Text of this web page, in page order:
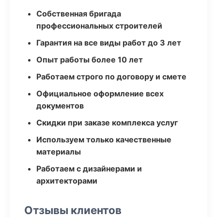
Собственная бригада
профессиональных строителей
Гарантия на все виды работ до 3 лет
Опыт работы более 10 лет
Работаем строго по договору и смете
Официальное оформление всех
документов
Скидки при заказе комплекса услуг
Используем только качественные
материалы
Работаем с дизайнерами и
архитекторами
Отзывы клиентов